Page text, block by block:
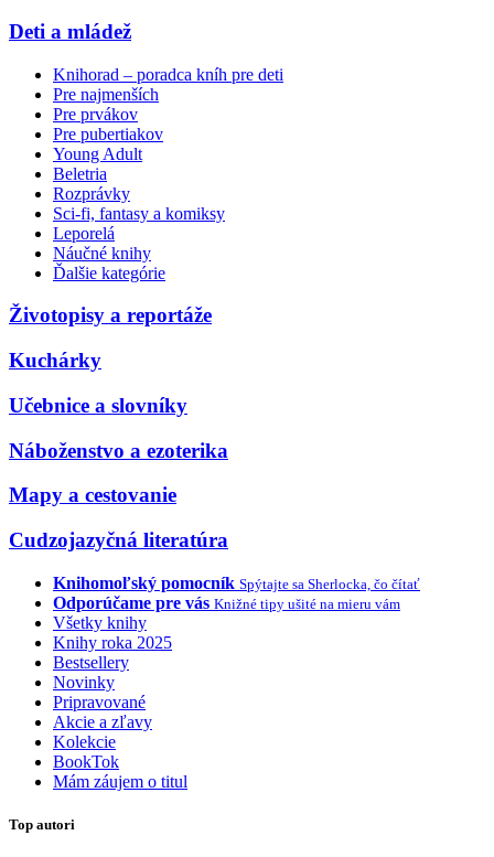
Deti a mládež
Knihorad – poradca kníh pre deti
Pre najmenších
Pre prvákov
Pre pubertiakov
Young Adult
Beletria
Rozprávky
Sci-fi, fantasy a komiksy
Leporelá
Náučné knihy
Ďalšie kategórie
Životopisy a reportáže
Kuchárky
Učebnice a slovníky
Náboženstvo a ezoterika
Mapy a cestovanie
Cudzojazyčná literatúra
Knihomoľský pomocník Spýtajte sa Sherlocka, čo čítať
Odporúčame pre vás Knižné tipy ušité na mieru vám
Všetky knihy
Knihy roka 2025
Bestsellery
Novinky
Pripravované
Akcie a zľavy
Kolekcie
BookTok
Mám záujem o titul
Top autori